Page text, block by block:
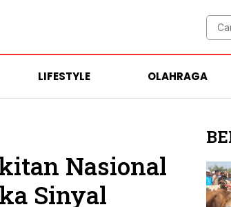
LIFESTYLE OLAHRAGA
Nasional
Sinyal